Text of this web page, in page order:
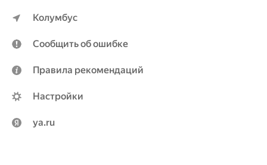
Колумбус
Сообщить об ошибке
Правила рекомендаций
Настройки
ya.ru